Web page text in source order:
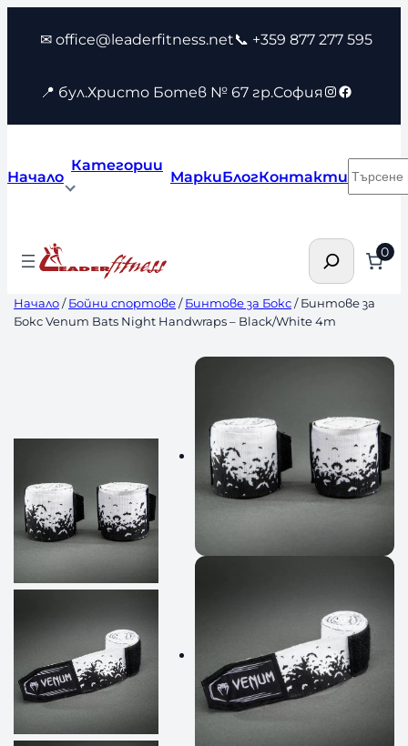
съдържанието
✉ office@leaderfitness.net📞 +359 877 277 595
📍 бул.Христо Ботев № 67 гр.София Instagram
Facebook
Начало
Категории
МаркиБлогКонтакти
Търсене 0
Начало/Бойни спортове/Бинтове за Бокс/ Бинтове за
Бокс Venum Bats Night Handwraps – Black/White 4m